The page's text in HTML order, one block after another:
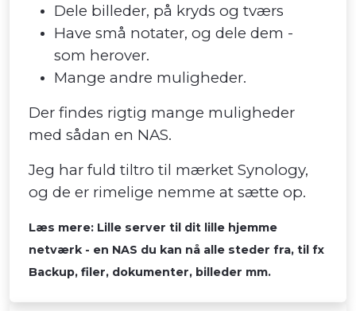
Dele billeder, på kryds og tværs
Have små notater, og dele dem -
som herover.
Mange andre muligheder.
Der findes rigtig mange muligheder
med sådan en NAS.
Jeg har fuld tiltro til mærket Synology,
og de er rimelige nemme at sætte op.
Læs mere: Lille server til dit lille hjemme
netværk - en NAS du kan nå alle steder fra, til fx
Backup, filer, dokumenter, billeder mm.